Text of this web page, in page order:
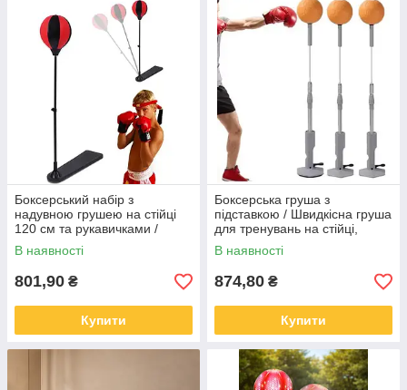
Боксерський набір з
надувною грушею на стійці
120 см та рукавичками /
Дитячий боксерський набір
В наявності
801,90 ₴
Купити
Боксерська груша з
підставкою / Швидкісна груша
для тренувань на стійці,
боксерський м'яч
В наявності
874,80 ₴
Купити